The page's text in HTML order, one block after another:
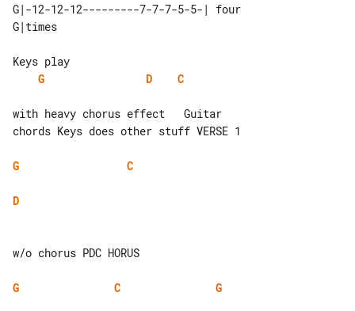
G|-12-12-12---------7-7-7-5-5-| four
G
D C
with heavy chorus effect   Guitar
chords Keys does other stuff VERSE 1
G C
D
w/o chorus PDC HORUS
G C G